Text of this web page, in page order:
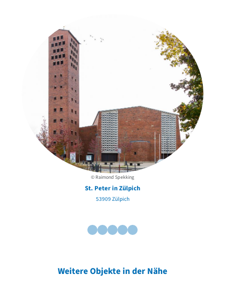
© Raimond Spekking
St. Peter in Zülpich
53909 Zülpich
Weitere Objekte in der Nähe